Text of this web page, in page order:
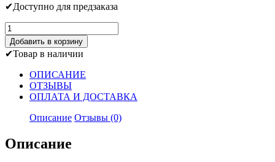
Доступно для предзаказа
Количество
товара
Собака
с
рублем
Добавить в корзину
Товар в наличии
ОПИСАНИЕ
ОТЗЫВЫ
ОПЛАТА И ДОСТАВКА
Описание Отзывы (0)
Описание